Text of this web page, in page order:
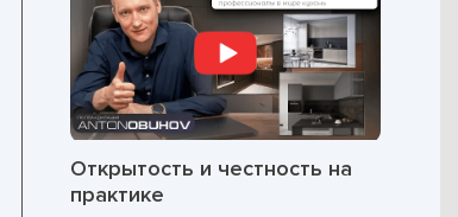
Открытость и честность на
практике